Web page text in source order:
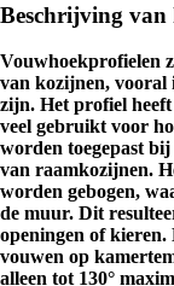
Beschrijving van
Vouwhoekprofielen
van kozijnen, vooral
zijn. Het profiel
veel gebruikt voor
worden toegepast
van raamkozijnen.
worden gebogen,
de muur. Dit
openingen of kieren.
vouwen op
alleen tot 130°